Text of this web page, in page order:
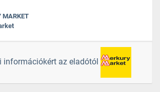
MARKET
információkért az eladótól